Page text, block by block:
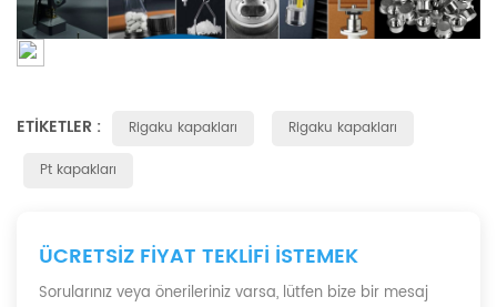
ETIKETLER : Rigaku kapakları
Rigaku kapakları
Pt kapakları
ÜCRETSIZ FIYAT TEKLIFI ISTEMEK
Sorularınız veya önerileriniz varsa, lütfen bize bir mesaj